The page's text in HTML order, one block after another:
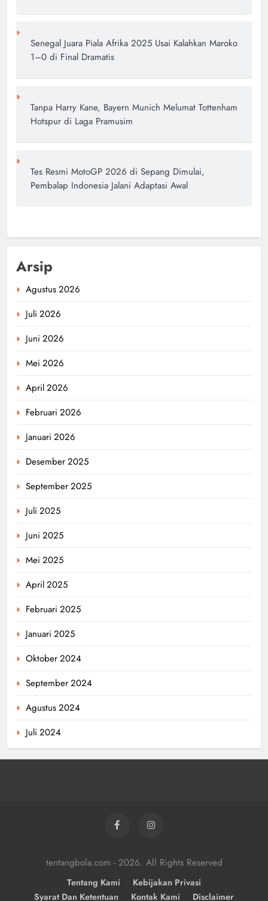
Senegal Juara Piala Afrika 2025 Usai Kalahkan Maroko
1–0 di Final Dramatis
Tanpa Harry Kane, Bayern Munich Melumat Tottenham
Hotspur di Laga Pramusim
Tes Resmi MotoGP 2026 di Sepang Dimulai,
Pembalap Indonesia Jalani Adaptasi Awal
Arsip
Agustus 2026
Juli 2026
Juni 2026
Mei 2026
April 2026
Februari 2026
Januari 2026
Desember 2025
September 2025
Juli 2025
Juni 2025
Mei 2025
April 2025
Februari 2025
Januari 2025
Oktober 2024
September 2024
Agustus 2024
Juli 2024
tentangbola.com - 2026. All Rights Reserved
Tentang Kami
Kebijakan Privasi
Syarat Dan Ketentuan
Kontak Kami Disclaimer